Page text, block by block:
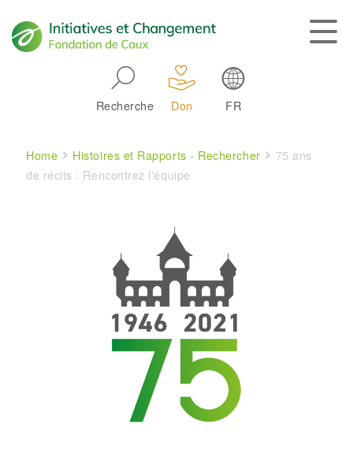
Recherche Don FR
Breadcrumb
Home Histoires et Rapports - Rechercher
75 ans
de récits : Rencontrez l'équipe